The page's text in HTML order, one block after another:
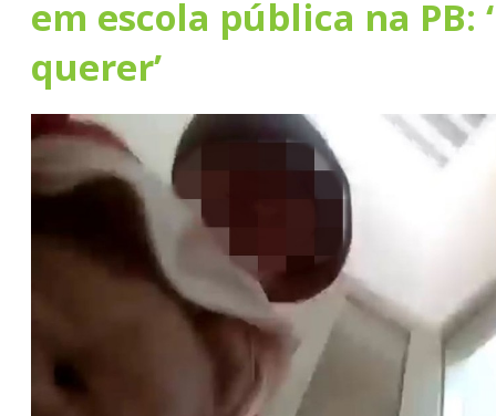
em escola pública na PB:
querer’